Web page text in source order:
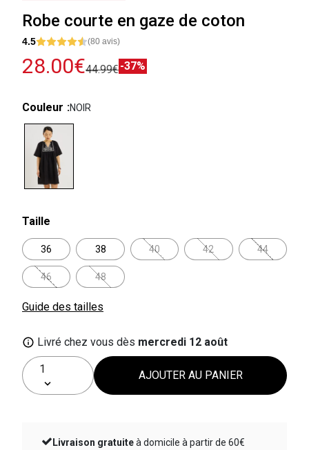
Robe courte en gaze de coton
4.5 (80 avis)
28.00€44.99€-37%
Couleur NOIR
Taille
36 38 40 42 44
46 48
Guide des tailles
Livré chez vous dès mercredi 12 août
AJOUTER AU PANIER
Livraison gratuite
à domicile à partir de 60€